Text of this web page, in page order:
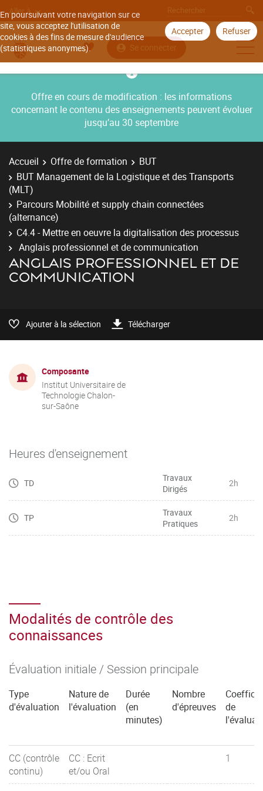
En poursuivant votre navigation sur ce
site, vous acceptez l'utilisation de
cookies à des fins de mesure d'audience
(statistiques anonymes).
Accepter Refuser
Aller à
Se connecter
Offre en cours de modification : les informations
concernant le contenu des enseignements peuvent évoluer
jusqu’au 30 septembre
Accueil Offre de formation
BUT
BUT Management de la Logistique et des Transports
(MLT)
Parcours Mobilité et supply chain connectées
(alternance)
C4.4 - Mettre en oeuvre la digitalisation des processus
Anglais professionnel et de communication
ANGLAIS PROFESSIONNEL ET DE
COMMUNICATION
Ajouter à la sélection Télécharger
Composante
Institut Universitaire de
Technologie Chalon-
sur-Saône
Heures d'enseignement
TD
Travaux
Dirigés
2h
TP
Travaux
Pratiques
2h
Modalités de contrôle des
connaissances
Évaluation initiale / Session principale
Type
d'évaluation
Nature de
l'évaluation
Durée
(en
minutes)
Nombre
d'épreuves
de
CC (contrôle
continu)
CC : Ecrit
et/ou Oral
1